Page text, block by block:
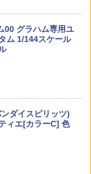
【新品】 壽屋 M.
E [通常版]【20
]
クション(BOX)
プレゼント 楽天
ィズニー プリン
ーズ ブラインドボ
ャガチャ コレク
個入り)
リジン・オブ・
約225mm ABS&
00 グラハム専用ユ
ム 1/144スケール
ダイスピリッツ)
ィエ[カラーC] 色